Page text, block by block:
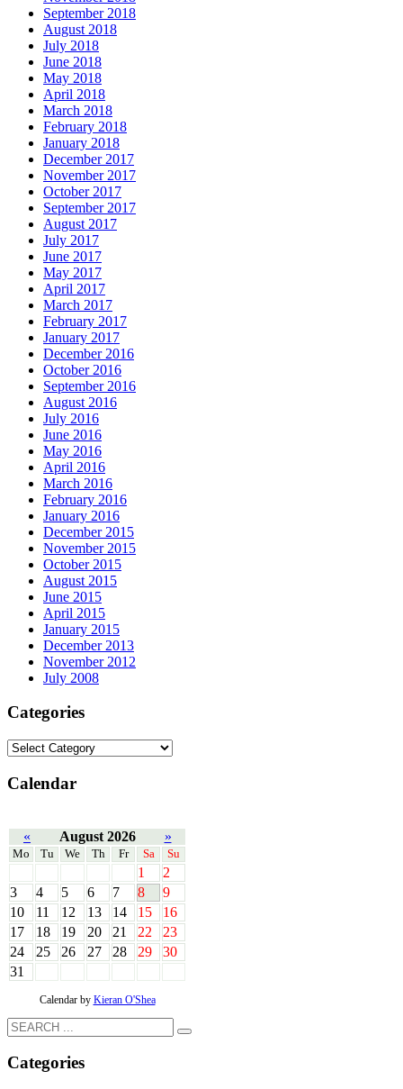
September 2018
August 2018
July 2018
June 2018
May 2018
April 2018
March 2018
February 2018
January 2018
December 2017
November 2017
October 2017
September 2017
August 2017
July 2017
June 2017
May 2017
April 2017
March 2017
February 2017
January 2017
December 2016
October 2016
September 2016
August 2016
July 2016
June 2016
May 2016
April 2016
March 2016
February 2016
January 2016
December 2015
November 2015
October 2015
August 2015
June 2015
April 2015
January 2015
December 2013
November 2012
July 2008
Categories
Calendar
« August 2026 »
Mo Tu We Th Fr Sa Su
1
2
3
4 5 6 7 8
9
10
11 12 13 14 15
16
17
18 19 20 21 22
23
24
25 26 27 28 29
30
31
Calendar by Kieran O'Shea
Categories